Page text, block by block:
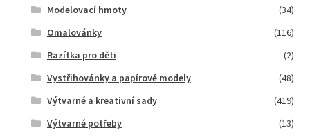
Modelovací hmoty
(34)
Omalovánky
(116)
Razítka pro děti
(2)
Vystřihovánky a papírové modely
(48)
Výtvarné a kreativní sady
(419)
Výtvarné potřeby
(13)